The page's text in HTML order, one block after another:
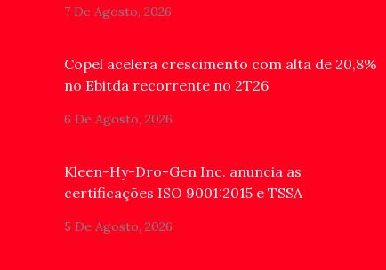
7 De Agosto, 2026
Copel acelera crescimento com alta de 20,8%
no Ebitda recorrente no 2T26
6 De Agosto, 2026
Kleen-Hy-Dro-Gen Inc. anuncia as
certificações ISO 9001:2015 e TSSA
5 De Agosto, 2026